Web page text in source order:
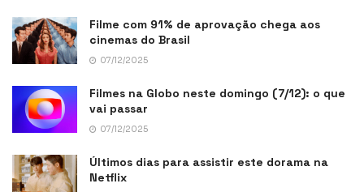
Filme com 91% de aprovação chega aos
cinemas do Brasil
07/12/2025
Filmes na Globo neste domingo (7/12): o que
vai passar
07/12/2025
Últimos dias para assistir este dorama na
Netflix